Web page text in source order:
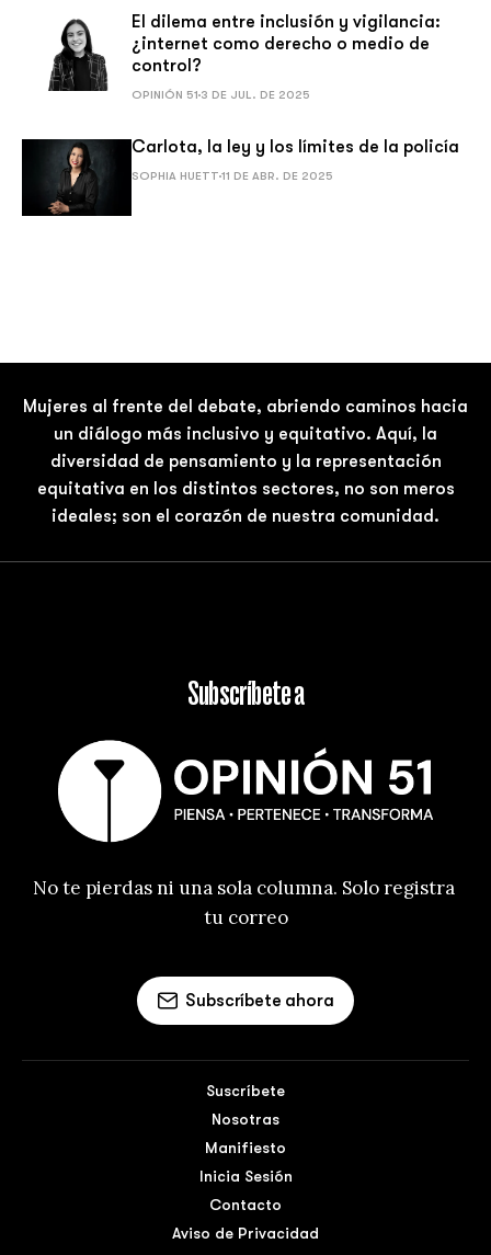
El dilema entre inclusión y vigilancia:
¿internet como derecho o medio de
control?
OPINIÓN 51 3 DE JUL. DE 2025
Carlota, la ley y los límites de la policía
SOPHIA HUETT 11 DE ABR. DE 2025
Mujeres al frente del debate, abriendo caminos hacia
un diálogo más inclusivo y equitativo. Aquí, la
diversidad de pensamiento y la representación
equitativa en los distintos sectores, no son meros
ideales; son el corazón de nuestra comunidad.
Subscríbete a
No te pierdas ni una sola columna. Solo registra
tu correo
Subscríbete ahora
Suscríbete
Nosotras
Manifiesto
Inicia Sesión
Contacto
Aviso de Privacidad